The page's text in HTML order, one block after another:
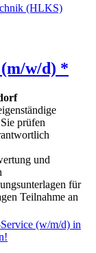
w/d) *
prüfen
und
für
Teilnahme an